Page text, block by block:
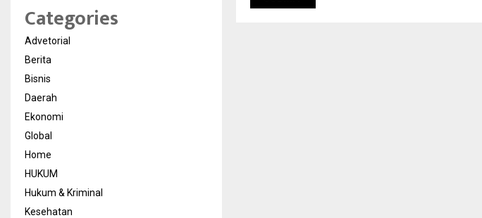
Categories
Advetorial
Berita
Bisnis
Daerah
Ekonomi
Global
Home
HUKUM
Hukum & Kriminal
Kesehatan